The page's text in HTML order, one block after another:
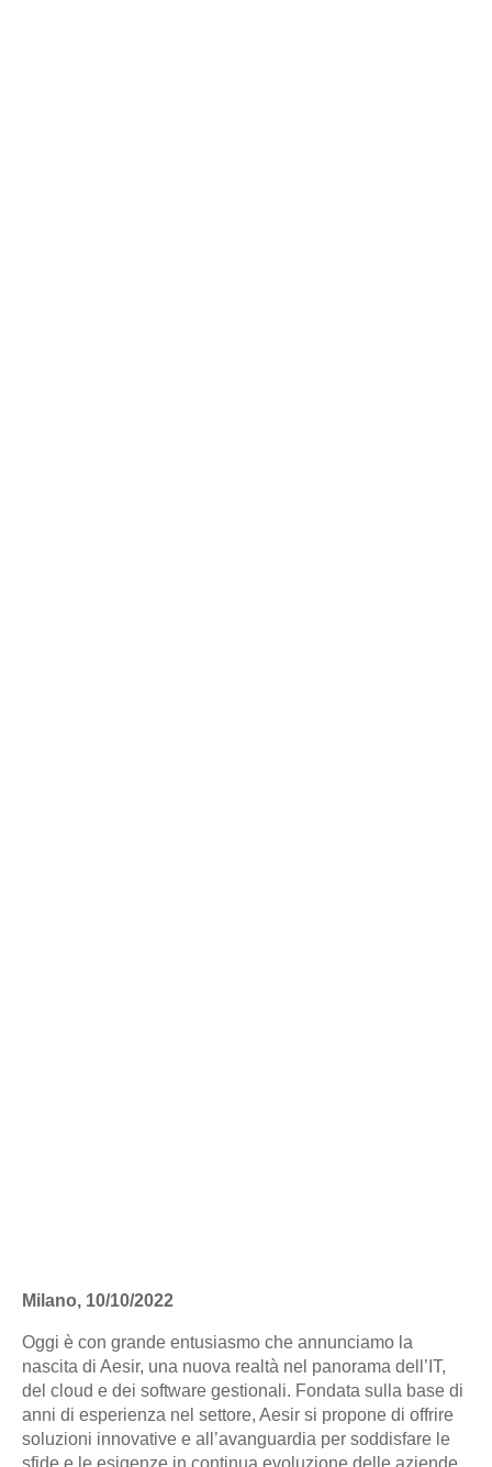
Milano, 10/10/2022
Oggi è con grande entusiasmo che annunciamo la
nascita di Aesir, una nuova realtà nel panorama dell’IT,
del cloud e dei software gestionali. Fondata sulla base di
anni di esperienza nel settore, Aesir si propone di offrire
soluzioni innovative e all’avanguardia per soddisfare le